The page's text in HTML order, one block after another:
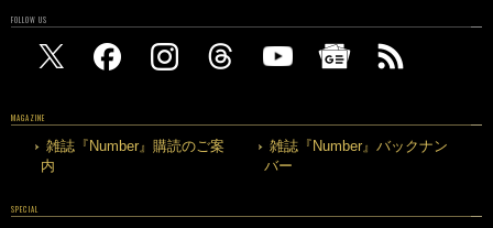
FOLLOW US
MAGAZINE
雑誌『Number』購読のご案
内
雑誌『Number』バックナン
バー
SPECIAL